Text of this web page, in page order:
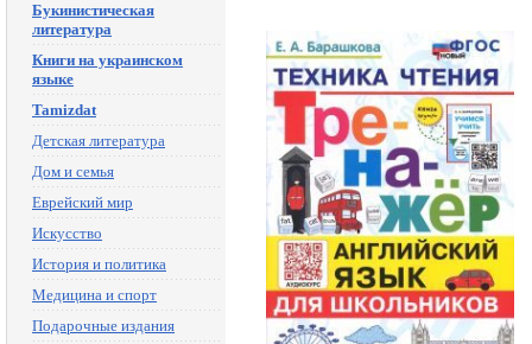
Букинистическая
литература
Книги на украинском
языке
Tamizdat
Детская литература
Дом и семья
Еврейский мир
Искусство
История и политика
Медицина и спорт
Подарочные издания